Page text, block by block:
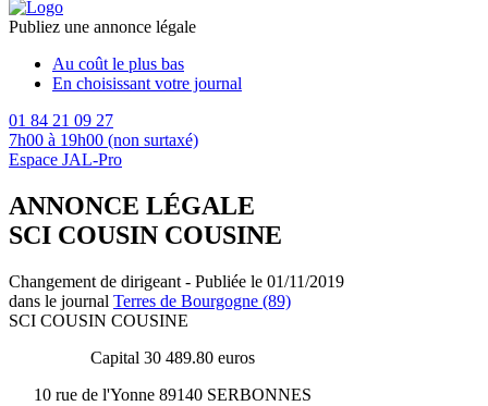
Publiez une annonce légale
Au coût le plus bas
En choisissant votre journal
01 84 21 09 27
7h00 à 19h00 (non surtaxé)
Espace JAL-Pro
ANNONCE LÉGALE
SCI COUSIN COUSINE
Changement de dirigeant - Publiée le 01/11/2019
dans le journal Terres de Bourgogne (89)
SCI COUSIN COUSINE
Capital 30 489.80 euros
10 rue de l'Yonne 89140 SERBONNES